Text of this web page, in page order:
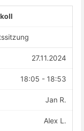
27.11.2024
18:05 - 18:53
Jan R.
Alex L.